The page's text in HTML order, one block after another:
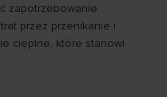
zapotrzebowanie
przez przenikanie i
cieplne, które stanowi